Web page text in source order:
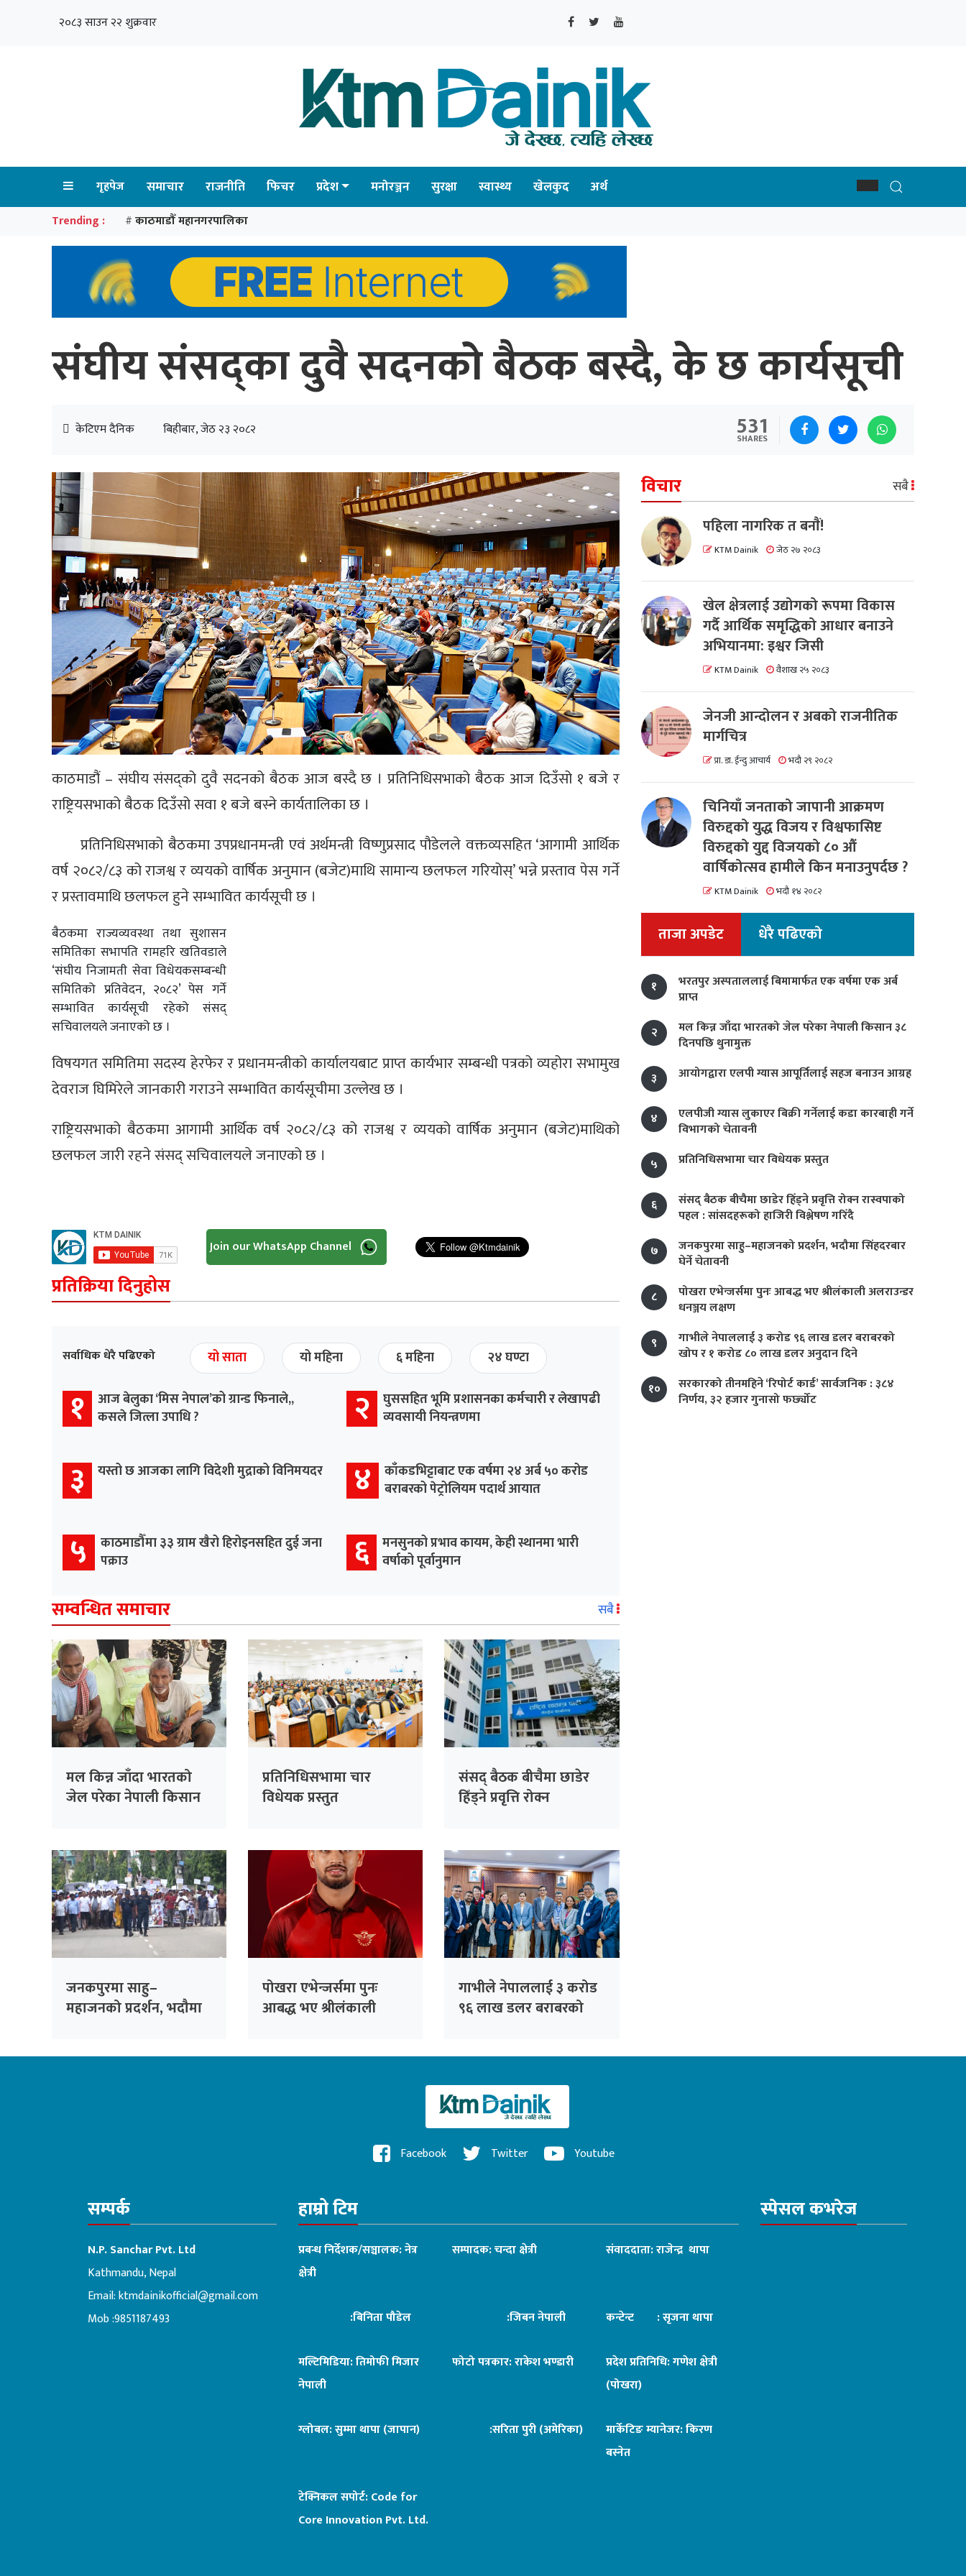
२०८३ साउन २२ शुक्रवार
गृहपेज समाचार राजनीति फिचर प्रदेश मनोरञ्जन सुरक्षा स्वास्थ्य खेलकुद अर्थ
Trending : # काठमाडौँ महानगरपालिका
संघीय संसद्का दुवै सदनको बैठक बस्दै, के छ कार्यसूची
केटिएम दैनिक बिहीबार, जेठ २३ २०८२ 531
SHARES
काठमाडौं – संघीय संसद्को दुवै सदनको बैठक आज बस्दै छ । प्रतिनिधिसभाको बैठक आज दिउँसो १ बजे र
राष्ट्रियसभाको बैठक दिउँसो सवा १ बजे बस्ने कार्यतालिका छ ।
प्रतिनिधिसभाको बैठकमा उपप्रधानमन्त्री एवं अर्थमन्त्री विष्णुप्रसाद पौडेलले वक्तव्यसहित ‘आगामी आर्थिक
वर्ष २०८२/८३ को राजश्व र व्ययको वार्षिक अनुमान (बजेट)माथि सामान्य छलफल गरियोस्’ भन्ने प्रस्ताव पेस गर्ने
र प्रस्तावमाथि छलफल हुने सम्भावित कार्यसूची छ ।
बैठकमा राज्यव्यवस्था तथा सुशासन
समितिका सभापति रामहरि खतिवडाले
‘संघीय निजामती सेवा विधेयकसम्बन्धी
समितिको प्रतिवेदन, २०८२’ पेस गर्ने
सम्भावित कार्यसूची रहेको संसद्
सचिवालयले जनाएको छ ।
विषयगत समितिमा सदस्य हेरफेर र प्रधानमन्त्रीको कार्यालयबाट प्राप्त कार्यभार सम्बन्धी पत्रको व्यहोरा सभामुख
देवराज घिमिरेले जानकारी गराउने सम्भावित कार्यसूचीमा उल्लेख छ ।
राष्ट्रियसभाको बैठकमा आगामी आर्थिक वर्ष २०८२/८३ को राजश्व र व्ययको वार्षिक अनुमान (बजेट)माथिको
छलफल जारी रहने संसद् सचिवालयले जनाएको छ ।
Join our WhatsApp Channel
प्रतिक्रिया दिनुहोस
सर्वाधिक धेरै पढिएको यो साता यो महिना ६ महिना २४ घण्टा
१
आज बेलुका ‘मिस नेपाल’को ग्रान्ड फिनाले,,
कसले जित्ला उपाधि ?
२
घुससहित भूमि प्रशासनका कर्मचारी र लेखापढी
व्यवसायी नियन्त्रणमा
३ यस्तो छ आजका लागि विदेशी मुद्राको विनिमयदर ४
काँकडभिट्टाबाट एक वर्षमा २४ अर्ब ५० करोड
बराबरको पेट्रोलियम पदार्थ आयात
५
काठमाडौँमा ३३ ग्राम खैरो हिरोइनसहित दुई जना
पक्राउ
६ मनसुनको प्रभाव कायम, केही स्थानमा भारी
वर्षाको पूर्वानुमान
सम्वन्धित समाचार सबै
मल किन्न जाँदा भारतको
जेल परेका नेपाली किसान
प्रतिनिधिसभामा चार
विधेयक प्रस्तुत
संसद् बैठक बीचैमा छाडेर
हिँड्ने प्रवृत्ति रोक्न
विश्लेषण गरिँदै
जनकपुरमा साहु–
महाजनको प्रदर्शन, भदौमा
पोखरा एभेन्जर्समा पुनः
आबद्ध भए श्रीलंकाली
गाभीले नेपाललाई ३ करोड
९६ लाख डलर बराबरको
विचार सबै
पहिला नागरिक त बनाैं!
KTM Dainik जेठ २७ २०८३
खेल क्षेत्रलाई उद्योगको रूपमा विकास
गर्दै आर्थिक समृद्धिको आधार बनाउने
अभियानमा: इश्वर जिसी
KTM Dainik वैशाख २५ २०८३
जेनजी आन्दोलन र अबको राजनीतिक
मार्गचित्र
प्रा. डा. ईन्दु आचार्य भदौ २९ २०८२
चिनियाँ जनताको जापानी आक्रमण
विरुद्दको युद्ध विजय र विश्वफासिष्ट
विरुद्दको युद्द विजयको ८० औं
वार्षिकोत्सव हामीले किन मनाउनुपर्दछ ?
KTM Dainik भदौ १४ २०८२
ताजा अपडेट धेरै पढिएको
१
भरतपुर अस्पताललाई बिमामार्फत एक वर्षमा एक अर्ब
प्राप्त
२
मल किन्न जाँदा भारतको जेल परेका नेपाली किसान ३८
दिनपछि थुनामुक्त
३
आयोगद्वारा एलपी ग्यास आपूर्तिलाई सहज बनाउन आग्रह
४
एलपीजी ग्यास लुकाएर बिक्री गर्नेलाई कडा कारबाही गर्ने
विभागको चेतावनी
५
प्रतिनिधिसभामा चार विधेयक प्रस्तुत
६
संसद् बैठक बीचैमा छाडेर हिँड्ने प्रवृत्ति रोक्न रास्वपाको
पहल : सांसदहरूको हाजिरी विश्लेषण गरिँदै
७
जनकपुरमा साहु–महाजनको प्रदर्शन, भदौमा सिंहदरबार
घेर्ने चेतावनी
८
पोखरा एभेन्जर्समा पुनः आबद्ध भए श्रीलंकाली अलराउन्डर
धनञ्जय लक्षण
९
गाभीले नेपाललाई ३ करोड ९६ लाख डलर बराबरको
खोप र १ करोड ८० लाख डलर अनुदान दिने
१०
सरकारको तीनमहिने ‘रिपोर्ट कार्ड’ सार्वजनिक : ३८४
निर्णय, ३२ हजार गुनासो फर्छ्योट
Facebook Twitter Youtube
सम्पर्क
N.P. Sanchar Pvt. Ltd
Kathmandu, Nepal
Email:ktmdainikofficial@gmail.com
Mob :9851187493
हाम्रो टिम
प्रबन्ध निर्देशक/सञ्चालक: नेत्र
क्षेत्री
सम्पादक: चन्दा क्षेत्री संवाददाता: राजेन्द्र थापा
:बिनिता पौडेल :जिबन नेपाली कन्टेन्ट : सृजना थापा
मल्टिमिडिया: तिमोफी मिजार
नेपाली
फोटो पत्रकार: राकेश भण्डारी
प्रदेश प्रतिनिधि: गणेश क्षेत्री
(पोखरा)
ग्लोबल: सुम्मा थापा (जापान) :सरिता पुरी (अमेरिका)
मार्केटिङ म्यानेजर: किरण
बस्नेत
टेक्निकल सपोर्ट:Code for
Core Innovation Pvt. Ltd.
स्पेसल कभरेज